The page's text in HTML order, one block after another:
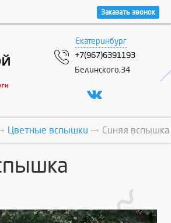
Заказать звонок
Екатеринбург
+7(967)6391193
Белинского,34
Цветные вспышки Синяя вспышка